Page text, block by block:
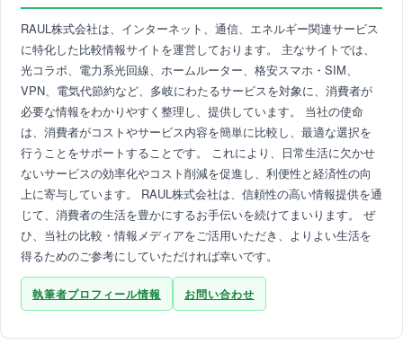
RAUL株式会社は、インターネット、通信、エネルギー関連サービス
に特化した比較情報サイトを運営しております。 主なサイトでは、
光コラボ、電力系光回線、ホームルーター、格安スマホ・SIM、
VPN、電気代節約など、多岐にわたるサービスを対象に、消費者が
必要な情報をわかりやすく整理し、提供しています。 当社の使命
は、消費者がコストやサービス内容を簡単に比較し、最適な選択を
行うことをサポートすることです。 これにより、日常生活に欠かせ
ないサービスの効率化やコスト削減を促進し、利便性と経済性の向
上に寄与しています。 RAUL株式会社は、信頼性の高い情報提供を通
じて、消費者の生活を豊かにするお手伝いを続けてまいります。 ぜ
ひ、当社の比較・情報メディアをご活用いただき、よりよい生活を
得るためのご参考にしていただければ幸いです。
執筆者プロフィール情報 お問い合わせ